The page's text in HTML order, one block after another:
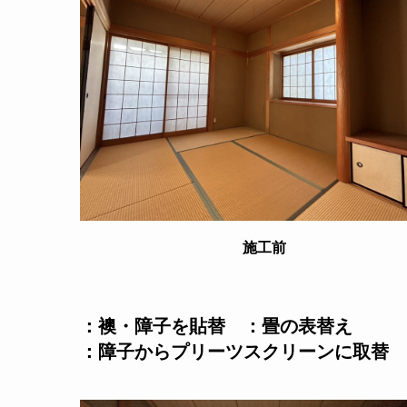
施工前
：襖・障子を貼替 ：畳の表替え
：障子からプリーツスクリーンに取替